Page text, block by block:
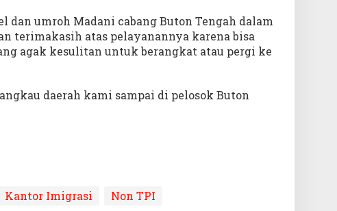
dan umroh Madani cabang Buton Tengah dalam
terimakasih atas pelayanannya karena bisa
agak kesulitan untuk berangkat atau pergi ke
daerah kami sampai di pelosok Buton
Kantor Imigrasi Non TPI